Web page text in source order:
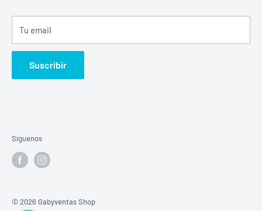
Tu email
Suscribir
Síguenos
© 2026 Gabyventas Shop